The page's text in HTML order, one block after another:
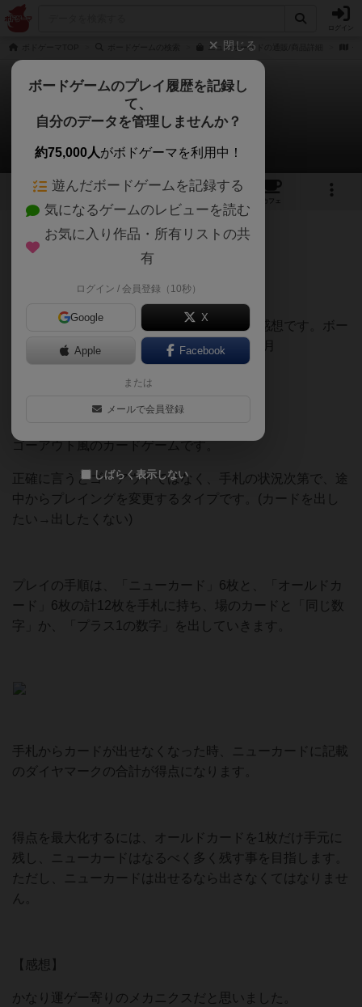
ニューオールドの通販/商品詳細
ニューオールド
おとんさんのレビュー
2 7
カフェ
337名 0名 0 3ヶ月前
軽〜中量級を中心にプレイするゲーマーの感想です。ボー
ドゲーム会にて4人で遊びました。2026年5月
【どんなゲーム？】
ゴーアウト風のカードゲームです。
正確に言うとゴーアウトではなく、手札の状況次第で、途
中からプレイングを変更するタイプです。(カードを出し
たい→出したくない)
プレイの手順は、「ニューカード」6枚と、「オールドカ
ード」6枚の計12枚を手札に持ち、場のカードと「同じ数
字」か、「プラス1の数字」を出していきます。
手札からカードが出せなくなった時、ニューカードに記載
のダイヤマークの合計が得点になります。
得点を最大化するには、オールドカードを1枚だけ手元に
残し、ニューカードはなるべく多く残す事を目指します。
ただし、ニューカードは出せるなら出さなくてはなりませ
ん。
【感想】
かなり運ゲー寄りのメカニクスだと思いました。
閉じる
ボードゲームのプレイ履歴を記録し
て、
自分のデータを管理しませんか？
約75,000人がボドゲーマを利用中！
遊んだボードゲームを記録する
気になるゲームのレビューを読む
お気に入り作品・所有リストの共
有
ログイン / 会員登録（10秒）
Google X
Apple Facebook
または
メールで会員登録
しばらく表示しない